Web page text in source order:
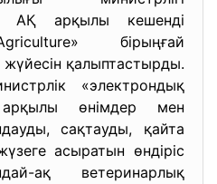
АҚ арқылы кешенді
бірыңғай
қалыптастырды.
«электрондық
өнімдер мен
сақтауды, қайта
асыратын өндіріс
ақ ветеринарлық